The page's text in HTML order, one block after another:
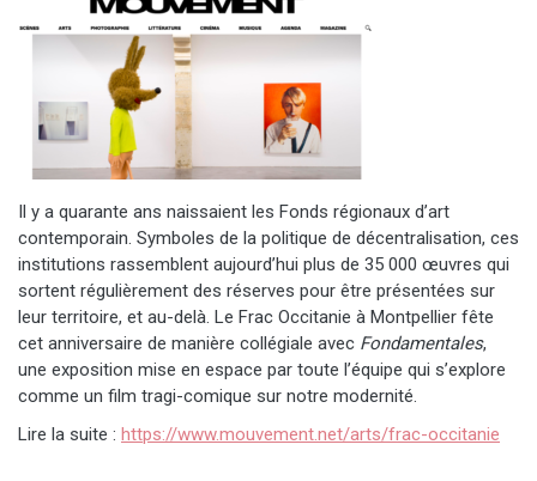
Il y a quarante ans naissaient les Fonds régionaux d’art
contemporain. Symboles de la politique de décentralisation, ces
institutions rassemblent aujourd’hui plus de 35 000 œuvres qui
sortent régulièrement des réserves pour être présentées sur
leur territoire, et au-delà. Le Frac Occitanie à Montpellier fête
cet anniversaire de manière collégiale avec Fondamentales,
une exposition mise en espace par toute l’équipe qui s’explore
comme un film tragi-comique sur notre modernité.
Lire la suite : https://www.mouvement.net/arts/frac-occitanie